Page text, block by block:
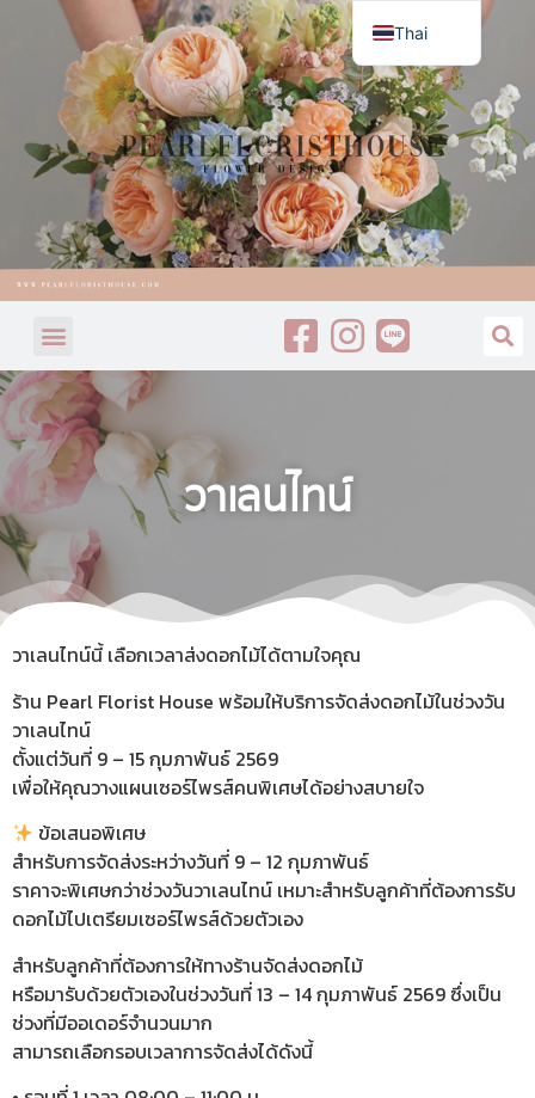
วาเลนไทน์
วาเลนไทน์นี้ เลือกเวลาส่งดอกไม้ได้ตามใจคุณ
ร้าน Pearl Florist House พร้อมให้บริการจัดส่งดอกไม้ในช่วงวัน
วาเลนไทน์
ตั้งแต่วันที่ 9 – 15 กุมภาพันธ์ 2569
เพื่อให้คุณวางแผนเซอร์ไพรส์คนพิเศษได้อย่างสบายใจ
ข้อเสนอพิเศษ
สำหรับการจัดส่งระหว่างวันที่ 9 – 12 กุมภาพันธ์
ราคาจะพิเศษกว่าช่วงวันวาเลนไทน์ เหมาะสำหรับลูกค้าที่ต้องการรับ
ดอกไม้ไปเตรียมเซอร์ไพรส์ด้วยตัวเอง
สำหรับลูกค้าที่ต้องการให้ทางร้านจัดส่งดอกไม้
หรือมารับด้วยตัวเองในช่วงวันที่ 13 – 14 กุมภาพันธ์ 2569 ซึ่งเป็น
ช่วงที่มีออเดอร์จำนวนมาก
สามารถเลือกรอบเวลาการจัดส่งได้ดังนี้
Thai
English